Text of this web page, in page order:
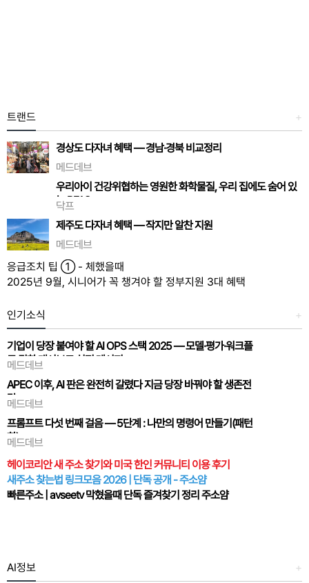
+
트랜드
경상도 다자녀 혜택 — 경남·경북 비교정리
???? 경상도 다자녀 혜택 — 경남·경북 비교정리 경상도는 넓은
만큼 시·군마다 혜택 차이가 큰 편이에요. 경북·경남 모두 도 단
위에서 다자녀 전용카드를 운영하고 있어요. 문화시설·주차감
면·출산축하금까지 탄탄하게 …
메드데브
우리아이 건강위협하는 영원한 화학물질, 우리 집에도 숨어 있
는 PFAS
모르는 사이, 이미 우리 집 안에 저도 처음엔 PFAS라는 말을 들
었을 때, “그게 뭐야?” 했습니다. 환경 오염 이야기로만 들리던
이 화학물질이 사실은 매일 쓰는 물건 속에 가득하다는 걸 알게
된 순간, 등골이 오…
닥프
제주도 다자녀 혜택 — 작지만 알찬 지원
???? 제주도 다자녀 혜택 — 작지만 알찬 지원 제주도는 작지만
비가 높다 보니 실질적인 지원 위주로 구성돼 있죠. 교통·문화·
주거까지 다 챙길 수 있으니…
메드데브
응급조치 팁 ① - 체했을때
2025년 9월, 시니어가 꼭 챙겨야 할 정부지원 3대 혜택
+
인기소식
기업이 당장 붙여야 할 AI OPS 스택 2025 — 모델·평가·워크플
로·권한·대시보드 실전 레시피
MadDev Insight Series #2 기업이 당장 붙여야 할 AI OPS 스
택 2025 — 모델·평가·워크플로·권한·대시보드 실전 레시피
APEC 이후, AI는 기능이 아니라운영체계(OPS)전쟁으로 전환
했습니…
메드데브
APEC 이후, AI 판은 완전히 갈렸다 지금 당장 바꿔야 할 생존전
략
MadDev Insight Series #1 APEC 이후, AI 판은 완전히 갈렸다
지금 당장 바꿔야 할 생존전략 0) 30초 요약 기업: AI는 사업부
가 아니라 전사 운영체계로 승격. LLM 한 컵 얹는 수준으론…
메드데브
프롬프트 다섯 번째 걸음 — 5단계 : 나만의 명령어 만들기(패턴
화)
화) (매번 길게 말하지 않아도 척척 실행되는 마법 명령 만들기)
핵심 키워드 (SEO): 챗GPT 명령어 만들기, 프롬프트 패턴화,
챗GPT 자동화,…
메드데브
헤이코리안 새 주소 찾기와 미국 한인 커뮤니티 이용 후기
새주소 찾는법 링크모음 2026 | 단독 공개 - 주소얌
빠른주소 | avseetv 막혔을때 단독 즐겨찾기 정리 주소얌
+
AI정보